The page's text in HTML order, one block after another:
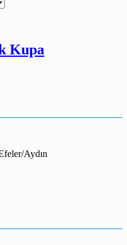
Kupa
Aydın